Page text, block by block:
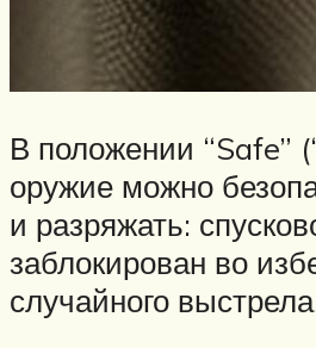
В положении “Safe”
оружие можно
и разряжать:
заблокирован во
случайного